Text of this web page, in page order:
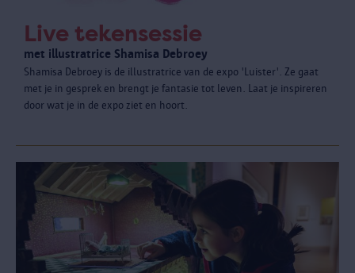
Live tekensessie
met illustratrice Shamisa Debroey
Shamisa Debroey is de illustratrice van de expo 'Luister'. Ze gaat
met je in gesprek en brengt je fantasie tot leven. Laat je inspireren
door wat je in de expo ziet en hoort.